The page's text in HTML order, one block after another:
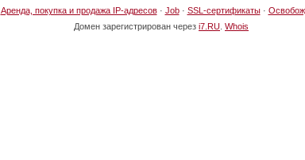
Аренда, покупка и продажа IP-адресов· Job· SSL-сертификаты·
Домен зарегистрирован через i7.RU Whois